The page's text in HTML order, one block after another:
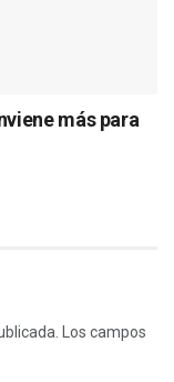
más para
Los campos